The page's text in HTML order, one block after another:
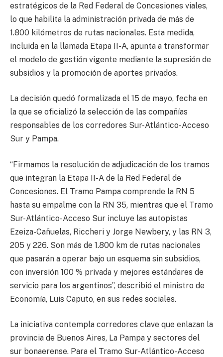
estratégicos de la Red Federal de Concesiones viales,
lo que habilita la administración privada de más de
1.800 kilómetros de rutas nacionales. Esta medida,
incluida en la llamada Etapa II-A, apunta a transformar
el modelo de gestión vigente mediante la supresión de
subsidios y la promoción de aportes privados.
La decisión quedó formalizada el 15 de mayo, fecha en
la que se oficializó la selección de las compañías
responsables de los corredores Sur-Atlántico-Acceso
Sur y Pampa.
“Firmamos la resolución de adjudicación de los tramos
que integran la Etapa II-A de la Red Federal de
Concesiones. El Tramo Pampa comprende la RN 5
hasta su empalme con la RN 35, mientras que el Tramo
Sur-Atlántico-Acceso Sur incluye las autopistas
Ezeiza-Cañuelas, Riccheri y Jorge Newbery, y las RN 3,
205 y 226. Son más de 1.800 km de rutas nacionales
que pasarán a operar bajo un esquema sin subsidios,
con inversión 100 % privada y mejores estándares de
servicio para los argentinos”, describió el ministro de
Economía, Luis Caputo, en sus redes sociales.
La iniciativa contempla corredores clave que enlazan la
provincia de Buenos Aires, La Pampa y sectores del
sur bonaerense. Para el Tramo Sur-Atlántico-Acceso